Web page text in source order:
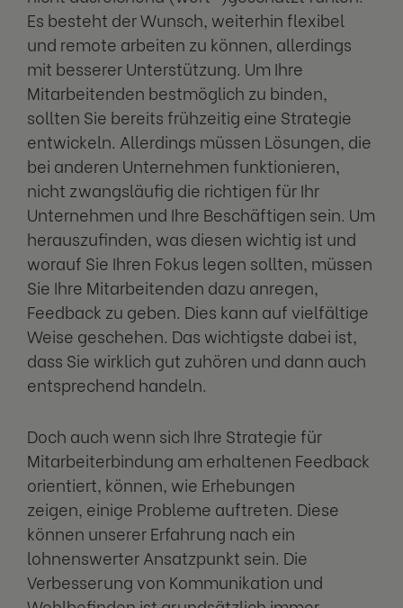
Es besteht der Wunsch, weiterhin flexibel
und remote arbeiten zu können, allerdings
mit besserer Unterstützung. Um Ihre
Mitarbeitenden bestmöglich zu binden,
sollten Sie bereits frühzeitig eine Strategie
entwickeln. Allerdings müssen Lösungen, die
bei anderen Unternehmen funktionieren,
nicht zwangsläufig die richtigen für Ihr
Unternehmen und Ihre Beschäftigen sein. Um
herauszufinden, was diesen wichtig ist und
worauf Sie Ihren Fokus legen sollten, müssen
Sie Ihre Mitarbeitenden dazu anregen,
Feedback zu geben. Dies kann auf vielfältige
Weise geschehen. Das wichtigste dabei ist,
dass Sie wirklich gut zuhören und dann auch
entsprechend handeln.
Doch auch wenn sich Ihre Strategie für
Mitarbeiterbindung am erhaltenen Feedback
orientiert, können, wie Erhebungen
zeigen, einige Probleme auftreten. Diese
können unserer Erfahrung nach ein
lohnenswerter Ansatzpunkt sein. Die
Verbesserung von Kommunikation und